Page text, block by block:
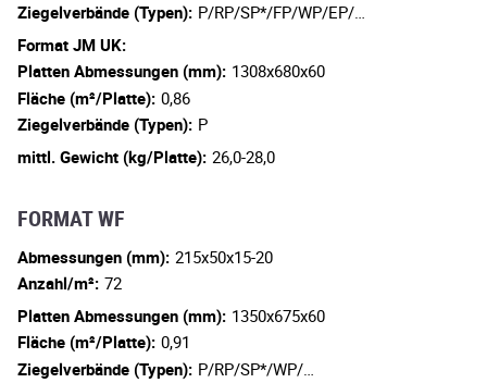
Ziegelverbände (Typen): P/RP/SP*/FP/WP/EP/…
Format JM UK:
Platten Abmessungen (mm): 1308x680x60
Fläche (m²/Platte): 0,86
Ziegelverbände (Typen): P
mittl. Gewicht (kg/Platte): 26,0-28,0
FORMAT WF
Abmessungen (mm): 215x50x15-20
Anzahl/m²: 72
Platten Abmessungen (mm): 1350x675x60
Fläche (m²/Platte): 0,91
Ziegelverbände (Typen): P/RP/SP*/WP/…